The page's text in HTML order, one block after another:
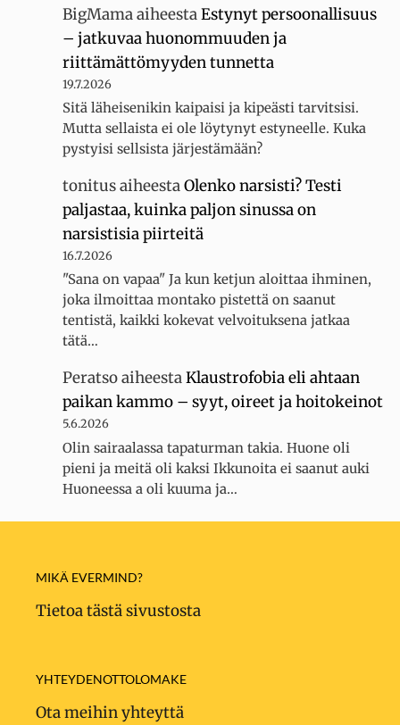
BigMamaaiheestaEstynyt persoonallisuus
– jatkuvaa huonommuuden ja
riittämättömyyden tunnetta
19.7.2026
Sitä läheisenikin kaipaisi ja kipeästi tarvitsisi.
Mutta sellaista ei ole löytynyt estyneelle. Kuka
pystyisi sellsista järjestämään?
tonitusaiheestaOlenko narsisti? Testi
paljastaa, kuinka paljon sinussa on
narsistisia piirteitä
16.7.2026
"Sana on vapaa" Ja kun ketjun aloittaa ihminen,
joka ilmoittaa montako pistettä on saanut
tentistä, kaikki kokevat velvoituksena jatkaa
tätä…
PeratsoaiheestaKlaustrofobia eli ahtaan
paikan kammo – syyt, oireet ja hoitokeinot
5.6.2026
Olin sairaalassa tapaturman takia. Huone oli
pieni ja meitä oli kaksi Ikkunoita ei saanut auki
Huoneessa a oli kuuma ja…
MIKÄ EVERMIND?
Tietoa tästä sivustosta
YHTEYDENOTTOLOMAKE
Ota meihin yhteyttä